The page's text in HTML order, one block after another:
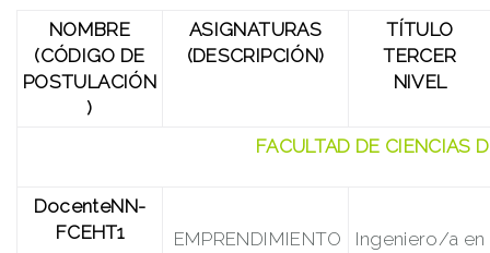
NOMBRE
(CÓDIGO DE
POSTULACIÓN
)
ASIGNATURAS
(DESCRIPCIÓN)
TÍTULO
TERCER
NIVEL
FACULTAD DE CIENCIAS
DocenteNN-
FCEHT1
EMPRENDIMIENTO
Ingeniero/a en